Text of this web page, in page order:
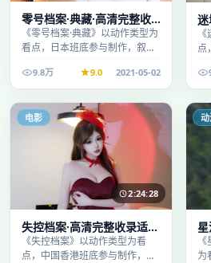
零号档案·典藏·高清完整收
录适合周末一口气刷完
《零号档案·典藏》以动作类型为
看点，日本班底参与制作，叙事
观看。
9.8万 9.0 2021-05-02
迷
点
看
电影
2:24:28
失控档案·高清完整收录适合
周末一口气刷完
《失控档案》以动作类型为看
点，中国香港班底参与制作，叙
星
为